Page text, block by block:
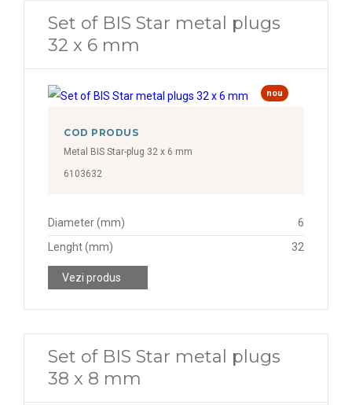
Set of BIS Star metal plugs
32 x 6 mm
nou
COD PRODUS
Metal BIS Star-plug 32 x 6 mm
6103632
Diameter (mm)
6
Lenght (mm)
32
Vezi produs
Set of BIS Star metal plugs
38 x 8 mm